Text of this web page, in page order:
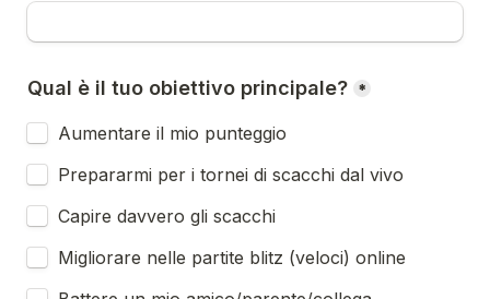
Qual è il tuo obiettivo principale? *
Aumentare il mio punteggio
Prepararmi per i tornei di scacchi dal vivo
Capire davvero gli scacchi
Migliorare nelle partite blitz (veloci) online